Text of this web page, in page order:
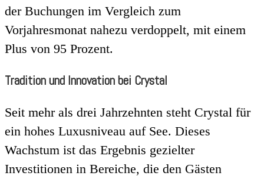
der Buchungen im Vergleich zum
Vorjahresmonat nahezu verdoppelt, mit einem
Plus von 95 Prozent.
Tradition und Innovation bei Crystal
Seit mehr als drei Jahrzehnten steht Crystal für
ein hohes Luxusniveau auf See. Dieses
Wachstum ist das Ergebnis gezielter
Investitionen in Bereiche, die den Gästen